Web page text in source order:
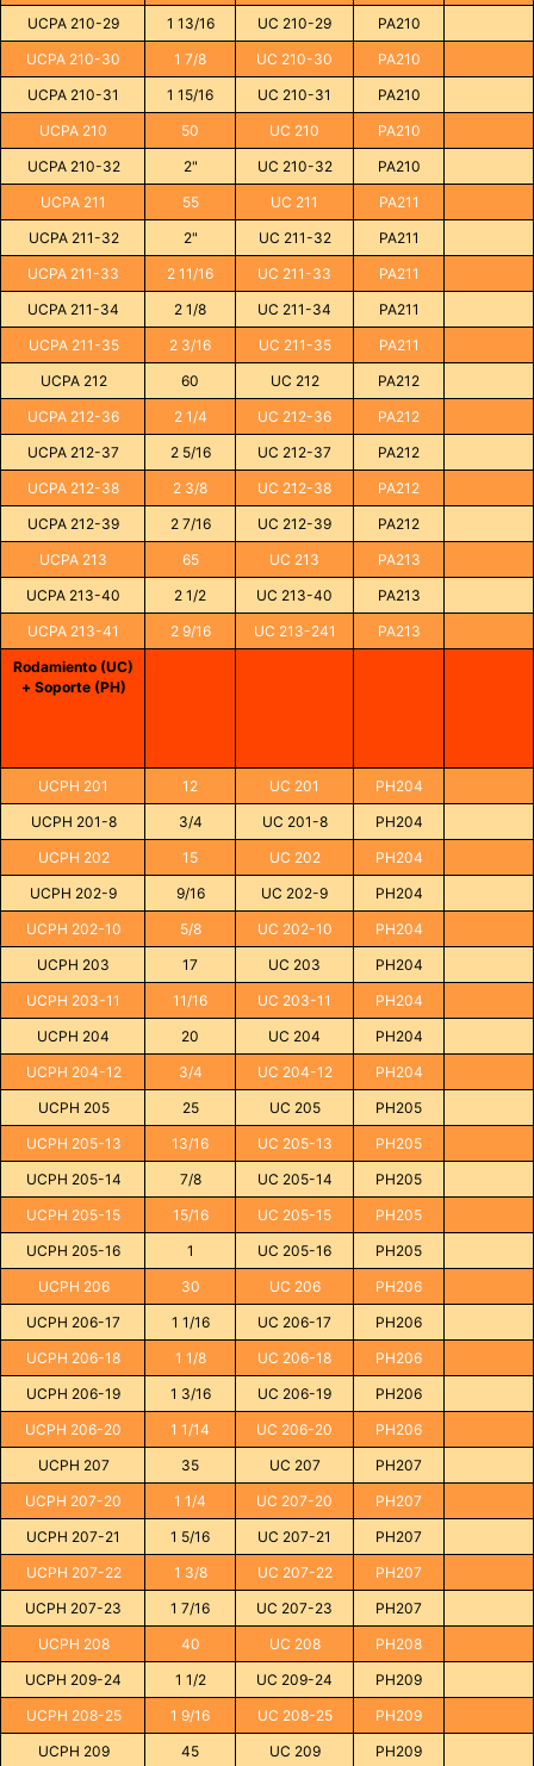
UCPA 210-29
1 13/16 UC 210-29
PA210
UCPA 210-30
1 7/8 UC 210-30
PA210
UCPA 210-31
1 15/16 UC 210-31
PA210
UCPA 210
50 UC 210
PA210
UCPA 210-32
2" UC 210-32
PA210
UCPA 211
55 UC 211
PA211
UCPA 211-32
2" UC 211-32
PA211
UCPA 211-33
2 11/16 UC 211-33
PA211
UCPA 211-34
2 1/8 UC 211-34
PA211
UCPA 211-35
2 3/16 UC 211-35
PA211
UCPA 212
60 UC 212
PA212
UCPA 212-36
2 1/4 UC 212-36
PA212
UCPA 212-37
2 5/16 UC 212-37
PA212
UCPA 212-38
2 3/8 UC 212-38
PA212
UCPA 212-39
2 7/16 UC 212-39
PA212
UCPA 213
65 UC 213
PA213
UCPA 213-40
2 1/2 UC 213-40
PA213
UCPA 213-41
2 9/16 UC 213-241
PA213
Rodamiento (UC)
+ Soporte (PH)
UCPH 201 12 UC 201
PH204
UCPH 201-8
3/4 UC 201-8
PH204
UCPH 202
15 UC 202
PH204
UCPH 202-9
9/16 UC 202-9
PH204
UCPH 202-10
5/8 UC 202-10
PH204
UCPH 203
17 UC 203
PH204
UCPH 203-11
11/16 UC 203-11
PH204
UCPH 204
20 UC 204
PH204
UCPH 204-12
3/4 UC 204-12
PH204
UCPH 205
25 UC 205
PH205
UCPH 205-13
13/16 UC 205-13
PH205
UCPH 205-14
7/8 UC 205-14
PH205
UCPH 205-15
15/16 UC 205-15
PH205
UCPH 205-16
1 UC 205-16
PH205
UCPH 206
30 UC 206
PH206
UCPH 206-17
1 1/16 UC 206-17
PH206
UCPH 206-18
1 1/8 UC 206-18
PH206
UCPH 206-19
1 3/16 UC 206-19
PH206
UCPH 206-20
1 1/14 UC 206-20
PH206
UCPH 207
35 UC 207
PH207
UCPH 207-20
1 1/4 UC 207-20
PH207
UCPH 207-21
1 5/16 UC 207-21
PH207
UCPH 207-22
1 3/8 UC 207-22
PH207
UCPH 207-23
1 7/16 UC 207-23
PH207
UCPH 208
40 UC 208
PH208
UCPH 209-24
1 1/2 UC 209-24
PH209
UCPH 208-25
1 9/16 UC 208-25
PH209
UCPH 209
45 UC 209 PH209